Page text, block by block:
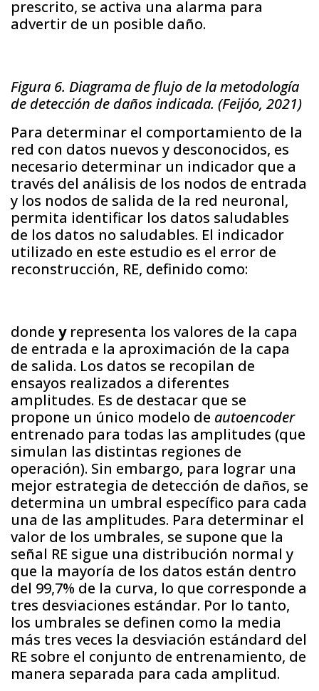
prescrito, se activa una alarma para
advertir de un posible daño.
Figura 6. Diagrama de flujo de la metodología
de detección de daños indicada. (Feijóo, 2021)
Para determinar el comportamiento de la
red con datos nuevos y desconocidos, es
necesario determinar un indicador que a
través del análisis de los nodos de entrada
y los nodos de salida de la red neuronal,
permita identificar los datos saludables
de los datos no saludables. El indicador
utilizado en este estudio es el error de
reconstrucción, RE, definido como:
donde y representa los valores de la capa
de entrada e la aproximación de la capa
de salida. Los datos se recopilan de
ensayos realizados a diferentes
amplitudes. Es de destacar que se
propone un único modelo de autoencoder
entrenado para todas las amplitudes (que
simulan las distintas regiones de
operación). Sin embargo, para lograr una
mejor estrategia de detección de daños, se
determina un umbral específico para cada
una de las amplitudes. Para determinar el
valor de los umbrales, se supone que la
señal RE sigue una distribución normal y
que la mayoría de los datos están dentro
del 99,7% de la curva, lo que corresponde a
tres desviaciones estándar. Por lo tanto,
los umbrales se definen como la media
más tres veces la desviación estándard del
RE sobre el conjunto de entrenamiento, de
manera separada para cada amplitud.